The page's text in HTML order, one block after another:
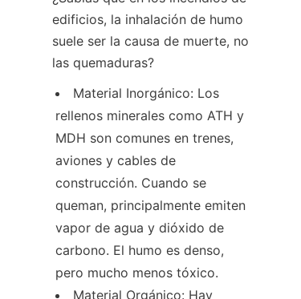
edificios, la inhalación de humo
suele ser la causa de muerte, no
las quemaduras?
Material Inorgánico: Los
rellenos minerales como ATH y
MDH son comunes en trenes,
aviones y cables de
construcción. Cuando se
queman, principalmente emiten
vapor de agua y dióxido de
carbono. El humo es denso,
pero mucho menos tóxico.
Material Orgánico: Hay